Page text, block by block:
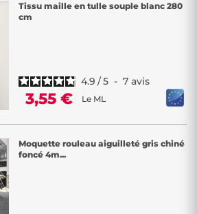
Tissu maille en tulle souple blanc 280
cm
4.9 /5 - 7 avis
3,55 € Le ML
Moquette rouleau aiguilleté gris chiné
foncé 4m...